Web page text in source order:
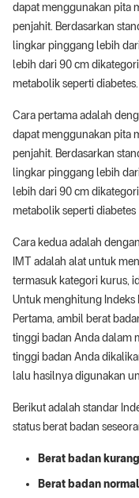
dapat menggunakan pita
penjahit. Berdasarkan
lingkar pinggang lebih
lebih dari 90 cm
metabolik seperti diabetes.
Cara pertama adalah
dapat menggunakan pita
penjahit. Berdasarkan
lingkar pinggang lebih
lebih dari 90 cm
metabolik seperti diabetes
Cara kedua adalah
IMT adalah alat untuk
termasuk kategori kurus,
Untuk menghitung Indeks
Pertama, ambil berat
tinggi badan Anda dalam
tinggi badan Anda
lalu hasilnya digunakan
Berikut adalah standar
status berat badan
Berat badan
Berat badan